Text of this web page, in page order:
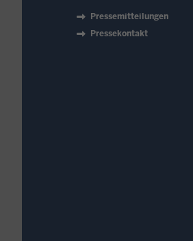
Pressemitteilungen
Pressekontakt